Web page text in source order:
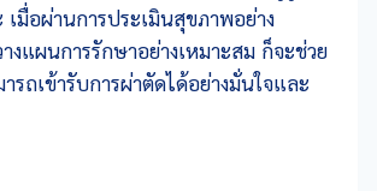
เมื่อผ่านการประเมินสุขภาพอย่าง
งแผนการรักษาอย่างเหมาะสม ก็จะช่วย
รถเข้ารับการผ่าตัดได้อย่างมั่นใจและ